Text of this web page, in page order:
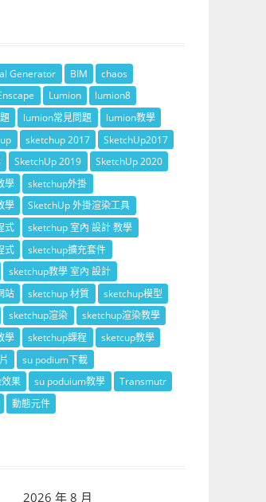
Generator BIM
chaos
Lumion
lumion8
lumion常見問題
lumion教學
sketchup 2017
SketchUp2017
SketchUp 2019
SketchUp 2020
學
sketchup外掛
學
SketchUp 外掛渲染工具
式
sketchup 室內 設計 教學
式
sketchup擴充套件
sketchup教學 室內 設計
站
sketchup 材質
sketchup模型
sketchup渲染
sketchup渲染教學
學
sketchup課程
sketcup教學
su podium下載
果
su poduium教學
Transmutr
動態元件
2026 年 8 月